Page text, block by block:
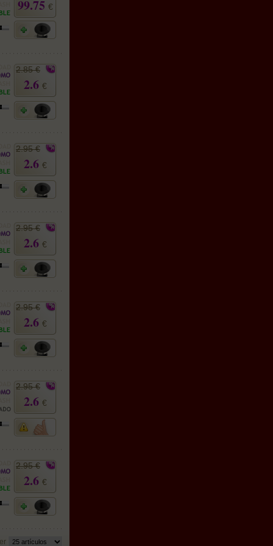
99.75 €
2.85 €
2.6 €
2.95 €
2.6 €
2.95 €
2.6 €
2.95 €
2.6 €
2.95 €
2.6 €
2.95 €
2.6 €